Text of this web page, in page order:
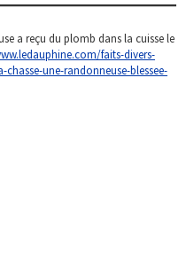
a reçu du plomb dans la cuisse le
faits-divers-
une-randonneuse-blessee-